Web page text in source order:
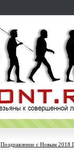
Поздравление с Новым 2018